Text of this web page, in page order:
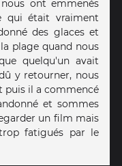
ont emmenés
qui était vraiment
des glaces et
plage quand nous
quelqu'un avait
y retourner, nous
puis il a commencé
et sommes
un film mais
fatigués par le